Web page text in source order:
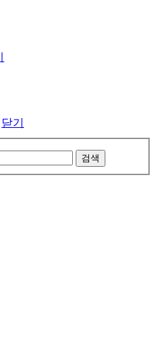
닫기
검색